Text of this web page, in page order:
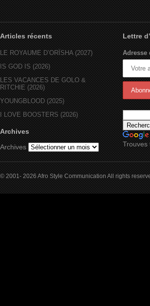
Articles récents
LE ROYAUME D’ORÏSHA (2027)
IS GOD IS (2026)
LES VACANCES DE GOLO &
RITCHIE (2026)
YOUNGBLOOD (2025)
I LOVE BOOSTERS (2026)
Archives
Archives
Lettre
Adresse
Trouves
© 2001- 2026 Afro Style Communication All rights